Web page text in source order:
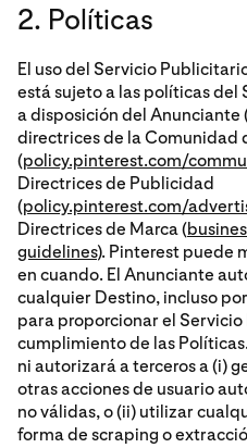
2. Políticas
El uso del Servicio
está sujeto a las políticas
a disposición del Anunciante
directrices de la Comunidad
(policy.pinterest.com/
Directrices de Publicidad
(policy.pinterest.com/
Directrices de Marca (
guidelines). Pinterest puede
en cuando. El Anunciante
cualquier Destino, incluso
para proporcionar el
cumplimiento de las
ni autorizará a terceros a (i)
otras acciones de usuario
no válidas, o (ii) utilizar
forma de scraping o